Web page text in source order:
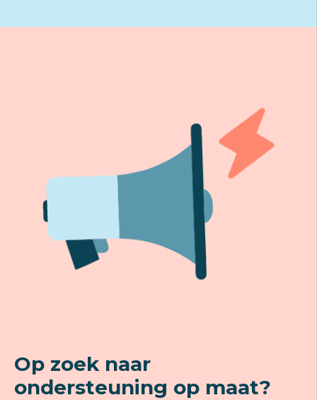
Op zoek naar
ondersteuning op maat?